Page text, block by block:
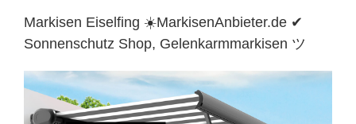
Markisen Eiselfing ☀️MarkisenAnbieter.de ✔
Sonnenschutz Shop, Gelenkarmmarkisen ツ